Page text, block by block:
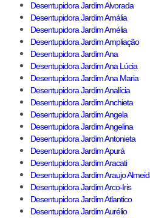
Desentupidora Jardim Alvorada
Desentupidora Jardim Amália
Desentupidora Jardim Amélia
Desentupidora Jardim Ampliação
Desentupidora Jardim Ana
Desentupidora Jardim Ana Lúcia
Desentupidora Jardim Ana Maria
Desentupidora Jardim Analícia
Desentupidora Jardim Anchieta
Desentupidora Jardim Angela
Desentupidora Jardim Angelina
Desentupidora Jardim Antonieta
Desentupidora Jardim Apurá
Desentupidora Jardim Aracati
Desentupidora Jardim Araujo
Desentupidora Jardim Arco-Iris
Desentupidora Jardim Atlantico
Desentupidora Jardim Aurélio